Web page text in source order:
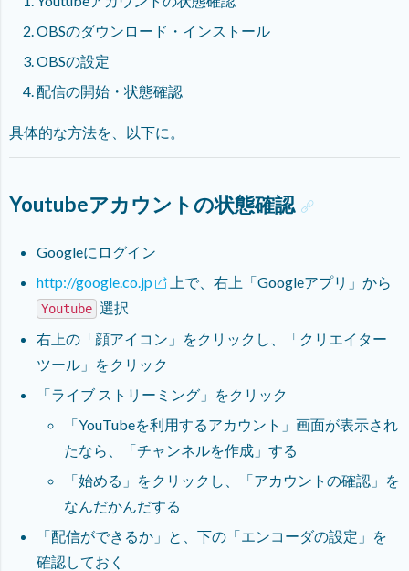
OBSのダウンロード・インストール
OBSの設定
配信の開始・状態確認
具体的な方法を、以下に。
Youtubeアカウントの状態確認
Googleにログイン
http://google.co.jp
上で、右上「Googleアプリ」から
Youtube 選択
右上の「顔アイコン」をクリックし、「クリエイター
ツール」をクリック
「ライブ ストリーミング」をクリック
「YouTubeを利用するアカウント」画面が表示され
たなら、「チャンネルを作成」する
「始める」をクリックし、「アカウントの確認」を
なんだかんだする
「配信ができるか」と、下の「エンコーダの設定」を
確認しておく